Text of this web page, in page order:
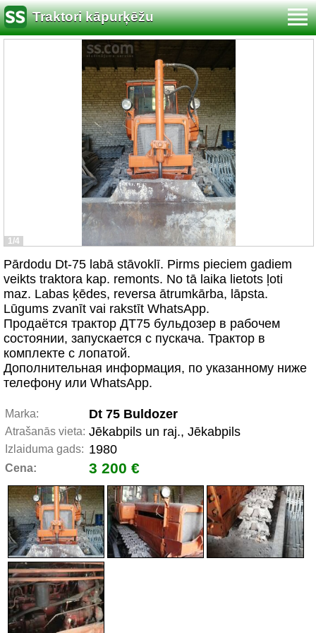
Traktori kāpurķēžu
1/4
Pārdodu Dt-75 labā stāvoklī. Pirms pieciem gadiem
veikts traktora kap. remonts. No tā laika lietots ļoti
maz. Labas ķēdes, reversa ātrumkārba, lāpsta.
Lūgums zvanīt vai rakstīt WhatsApp.
Продаётся трактор ДТ75 бульдозер в рабочем
состоянии, запускается с пускача. Трактор в
комплекте с лопатой.
Дополнительная информация, по указанному ниже
телефону или WhatsApp.
Marka: Dt 75 Buldozer
Atrašanās vieta: Jēkabpils un raj., Jēkabpils
Izlaiduma gads: 1980
Cena: 3 200 €